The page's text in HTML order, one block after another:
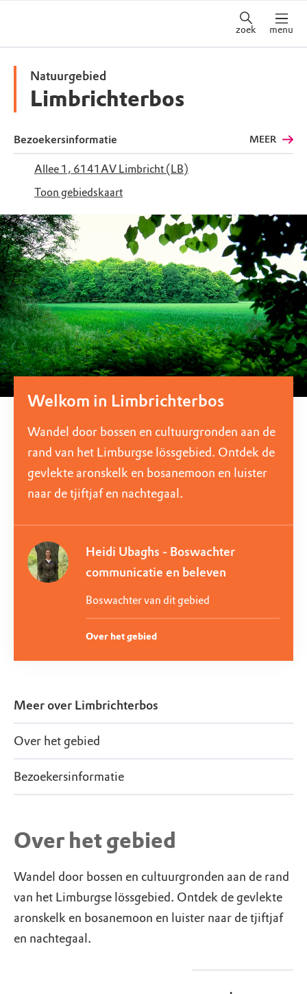
zoek menu
Natuurgebied
Limbrichterbos
Bezoekersinformatie MEER
Allee 1, 6141AV Limbricht (LB)
Toon gebiedskaart
Welkom in Limbrichterbos
Wandel door bossen en cultuurgronden aan de
rand van het Limburgse lössgebied. Ontdek de
gevlekte aronskelk en bosanemoon en luister
naar de tjiftjaf en nachtegaal.
Heidi Ubaghs - Boswachter
communicatie en beleven
Boswachter van dit gebied
Over het gebied
Meer over Limbrichterbos
Over het gebied
Bezoekersinformatie
Over het gebied
Wandel door bossen en cultuurgronden aan de rand
van het Limburgse lössgebied. Ontdek de gevlekte
aronskelk en bosanemoon en luister naar de tjiftjaf
en nachtegaal.